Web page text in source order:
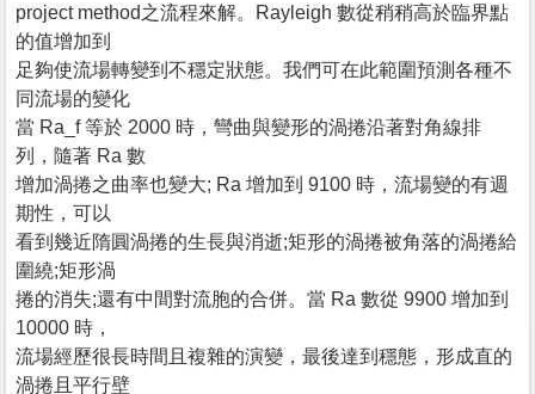
project method之流程來解。Rayleigh 數從稍稍高於臨界點
的值增加到
足夠使流場轉變到不穩定狀態。我們可在此範圍預測各種不
同流場的變化
當 Ra_f 等於 2000 時，彎曲與變形的渦捲沿著對角線排
列，隨著 Ra 數
增加渦捲之曲率也變大; Ra 增加到 9100 時，流場變的有週
期性，可以
看到幾近隋圓渦捲的生長與消逝;矩形的渦捲被角落的渦捲給
圍繞;矩形渦
捲的消失;還有中間對流胞的合併。當 Ra 數從 9900 增加到
10000 時，
流場經歷很長時間且複雜的演變，最後達到穩態，形成直的
渦捲且平行壁